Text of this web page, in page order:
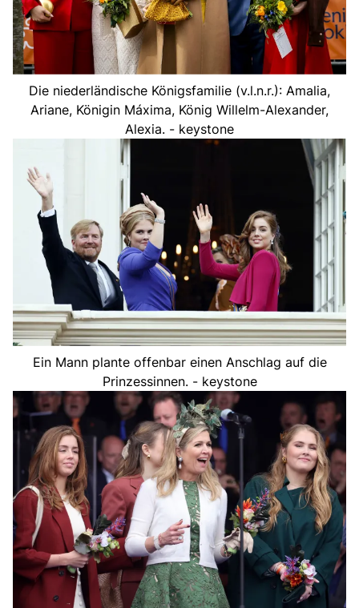
Die niederländische Königsfamilie (v.l.n.r.): Amalia,
Ariane, Königin Máxima, König Willelm-Alexander,
Alexia. - keystone
Ein Mann plante offenbar einen Anschlag auf die
Prinzessinnen. - keystone